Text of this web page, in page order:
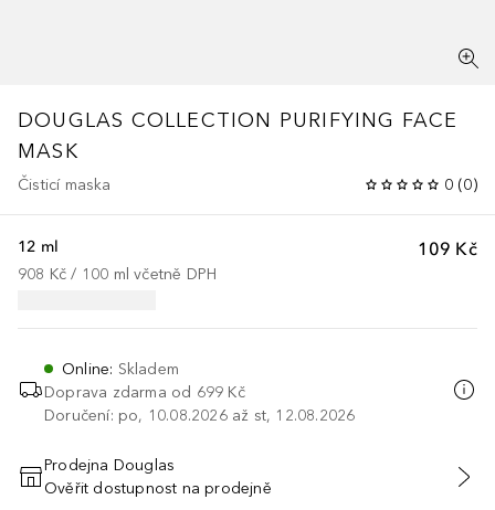
DOUGLAS COLLECTION PURIFYING FACE
MASK
Čisticí maska 0 (0)
109 Kč
12 ml
908 Kč / 100 ml včetně DPH
Online: Skladem
Doprava zdarma od 699 Kč
Doručení: po, 10.08.2026 až st, 12.08.2026
PŘIDAT DO KOŠÍKU
Prodejna Douglas
Ověřit dostupnost na prodejně